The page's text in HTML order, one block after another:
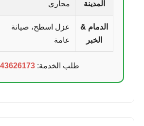
المدينة
مجاري
الدمام &
الخبر
عزل اسطح، صيانة
عامة
طلب الخدمة:0543626173